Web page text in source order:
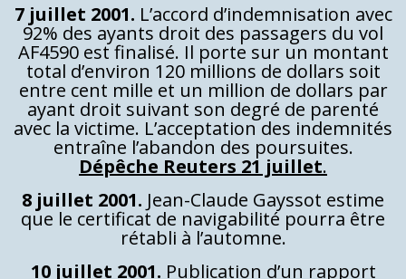
7 juillet 2001. L’accord d’indemnisation avec
92% des ayants droit des passagers du vol
AF4590 est finalisé. Il porte sur un montant
total d’environ 120 millions de dollars soit
entre cent mille et un million de dollars par
ayant droit suivant son degré de parenté
avec la victime. L’acceptation des indemnités
entraîne l’abandon des poursuites.
Dépêche Reuters 21 juillet.
8 juillet 2001. Jean-Claude Gayssot estime
que le certificat de navigabilité pourra être
rétabli à l’automne.
10 juillet 2001. Publication d’un rapport